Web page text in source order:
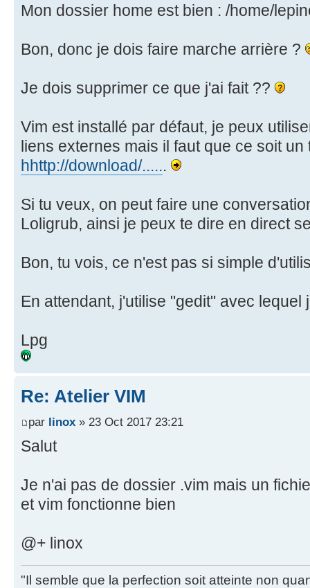
Mon dossier home est bien : /home/
Bon, donc je dois faire marche arrière ?
Je dois supprimer ce que j'ai fait ??
Vim est installé par défaut, je peux
liens externes mais il faut que ce soit un
hhttp://download/......
Si tu veux, on peut faire une
Loligrub, ainsi je peux te dire en direct
Bon, tu vois, ce n'est pas si simple
En attendant, j'utilise "gedit" avec lequel
Lpg
Re: Atelier VIM
par linox » 23 Oct 2017 23:21
Salut
Je n'ai pas de dossier .vim mais un
et vim fonctionne bien
@+ linox
"Il semble que la perfection soit atteinte non